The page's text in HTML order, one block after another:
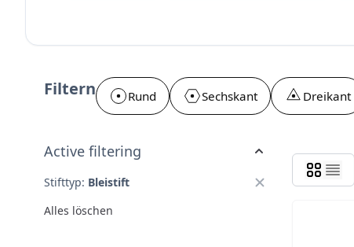
Filtern Rund Sechskant Dreikant
Active filtering
Stifttyp: Bleistift
Alles löschen